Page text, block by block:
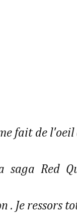
fait de
saga Red
. Je ressors